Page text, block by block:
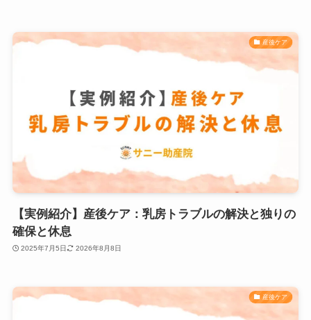
産後ケア
【実例紹介】産後ケア：乳房トラブルの解決と独りの
確保と休息
2025年7月5日 2026年8月8日
産後ケア